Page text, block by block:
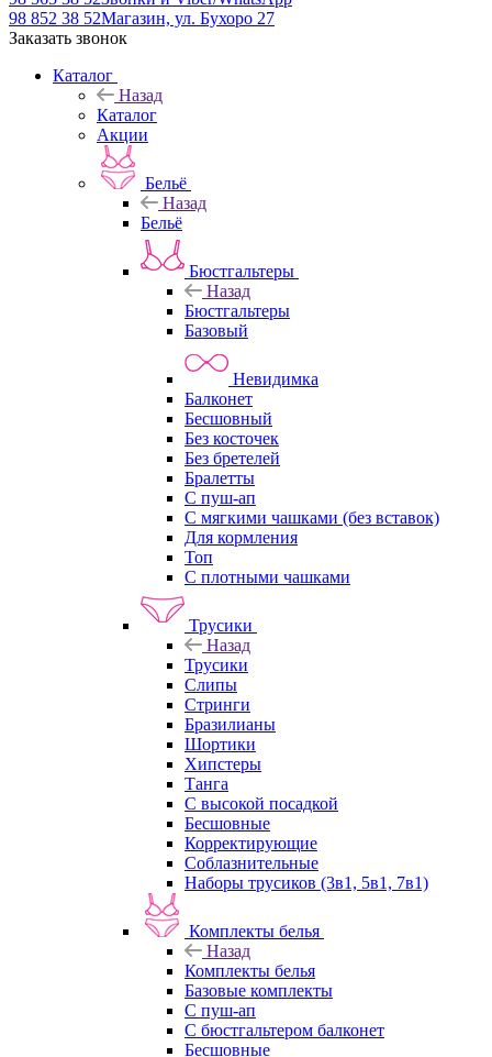
98 852 38 52Магазин, ул. Бухоро 27
Заказать звонок
Каталог
Назад
Каталог
Акции
Бельё
Назад
Бельё
Бюстгальтеры
Назад
Бюстгальтеры
Базовый
Невидимка
Балконет
Бесшовный
Без косточек
Без бретелей
Бралетты
С пуш-ап
С мягкими чашками (без вставок)
Для кормления
Топ
С плотными чашками
Трусики
Назад
Трусики
Слипы
Стринги
Бразилианы
Шортики
Хипстеры
Танга
С высокой посадкой
Бесшовные
Корректирующие
Соблазнительные
Наборы трусиков (3в1, 5в1, 7в1)
Комплекты белья
Назад
Комплекты белья
Базовые комплекты
С пуш-ап
С бюстгальтером балконет
Бесшовные